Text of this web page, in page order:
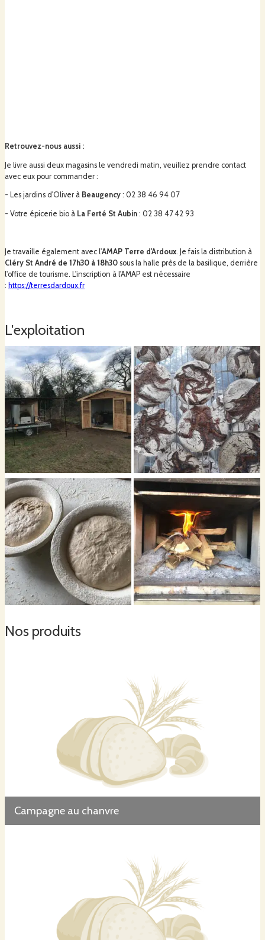
Retrouvez-nous aussi :
Je livre aussi deux magasins le vendredi matin, veuillez prendre contact
avec eux pour commander :
- Les jardins d'Oliver à Beaugency : 02 38 46 94 07
- Votre épicerie bio à La Ferté St Aubin : 02 38 47 42 93
Je travaille également avec l'AMAP Terre d'Ardoux. Je fais la distribution à
Cléry St André de 17h30 à 18h30 sous la halle près de la basilique, derrière
l'office de tourisme. L'inscription à l'AMAP est nécessaire
: https://terresdardoux.fr
L'exploitation
Nos produits
Campagne au chanvre